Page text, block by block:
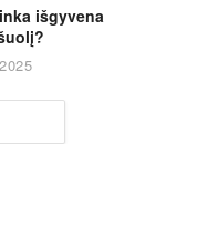
išgyvena